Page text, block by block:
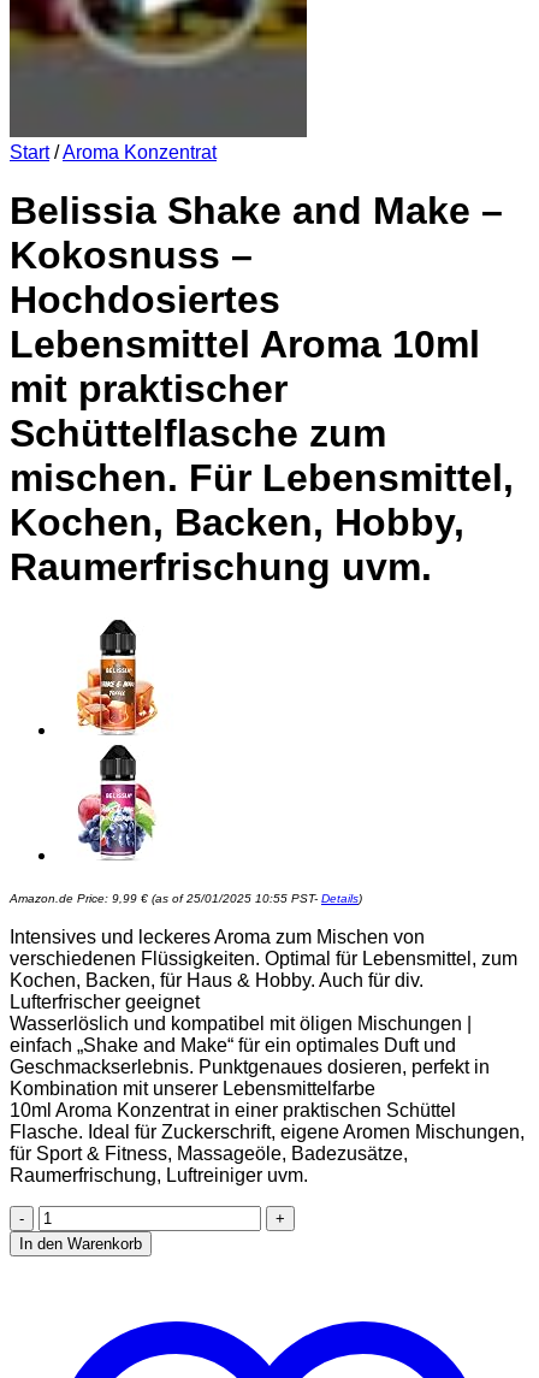
Start /Aroma Konzentrat
Belissia Shake and Make –
Kokosnuss –
Hochdosiertes
Lebensmittel Aroma 10ml
mit praktischer
Schüttelflasche zum
mischen. Für Lebensmittel,
Kochen, Backen, Hobby,
Raumerfrischung uvm.
Amazon.de Price: 9,99 € (as of 25/01/2025 10:55 PST- Details)
Intensives und leckeres Aroma zum Mischen von
verschiedenen Flüssigkeiten. Optimal für Lebensmittel, zum
Kochen, Backen, für Haus & Hobby. Auch für div.
Lufterfrischer geeignet
Wasserlöslich und kompatibel mit öligen Mischungen |
einfach „Shake and Make“ für ein optimales Duft und
Geschmackserlebnis. Punktgenaues dosieren, perfekt in
Kombination mit unserer Lebensmittelfarbe
10ml Aroma Konzentrat in einer praktischen Schüttel
Flasche. Ideal für Zuckerschrift, eigene Aromen Mischungen,
für Sport & Fitness, Massageöle, Badezusätze,
Raumerfrischung, Luftreiniger uvm.
Belissia
Shake
and
Hochdosiertes
In den Warenkorb